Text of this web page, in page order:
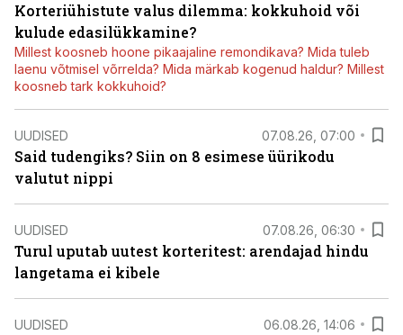
Korteriühistute valus dilemma: kokkuhoid või
kulude edasilükkamine?
Millest koosneb hoone pikaajaline remondikava? Mida tuleb
laenu võtmisel võrrelda? Mida märkab kogenud haldur? Millest
koosneb tark kokkuhoid?
UUDISED 07.08.26, 07:00
Said tudengiks? Siin on 8 esimese üürikodu
valutut nippi
UUDISED 07.08.26, 06:30
Turul uputab uutest korteritest: arendajad hindu
langetama ei kibele
UUDISED 06.08.26, 14:06